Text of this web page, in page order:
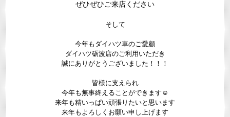
ぜひぜひご来店ください
そして
今年もダイハツ車のご愛顧
ダイハツ砺波店のご利用いただき
誠にありがとうございました！！！
皆様に支えられ
今年も無事終えることができます☺
来年も精いっぱい頑張りたいと思います
来年もよろしくお願い申し上げます